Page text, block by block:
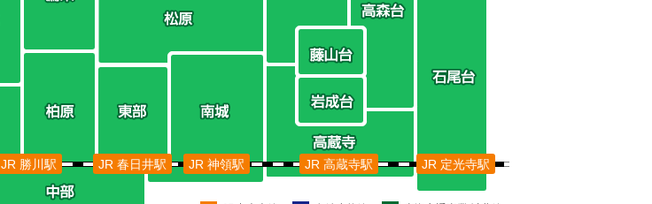
JR 勝川駅 JR 春日井駅 JR 神領駅 JR 高蔵寺駅 JR 定光寺駅